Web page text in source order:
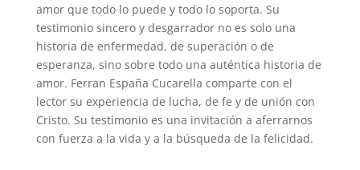
amor que todo lo puede y todo lo soporta. Su
testimonio sincero y desgarrador no es solo una
historia de enfermedad, de superación o de
esperanza, sino sobre todo una auténtica historia de
amor. Ferran España Cucarella comparte con el
lector su experiencia de lucha, de fe y de unión con
Cristo. Su testimonio es una invitación a aferrarnos
con fuerza a la vida y a la búsqueda de la felicidad.